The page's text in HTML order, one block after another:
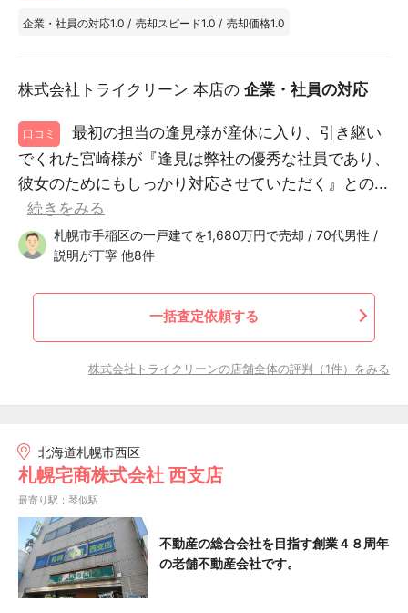
企業・社員の対応1.0 / 売却スピード1.0 / 売却価格1.0
株式会社トライクリーン 本店の 企業・社員の対応
口コミ
最初の担当の逢見様が産休に入り、引き継い
でくれた宮崎様が『逢見は弊社の優秀な社員であり、
彼女のためにもしっかり対応させていただく』との...
続きをみる
札幌市手稲区の一戸建てを1,680万円で売却 / 70代男性 /
説明が丁寧 他8件
一括査定依頼する
株式会社トライクリーンの店舗全体の評判（1件）をみる
北海道札幌市西区
札幌宅商株式会社 西支店
最寄り駅：琴似駅
不動産の総合会社を目指す創業４８周年
の老舗不動産会社です。